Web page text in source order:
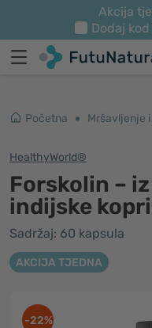
Akcija
Dodaj kod
Početna Mršavljenje
HealthyWorld®
Forskolin –
indijske
Sadržaj: 60 kapsula
AKCIJA TJEDNA
-22%